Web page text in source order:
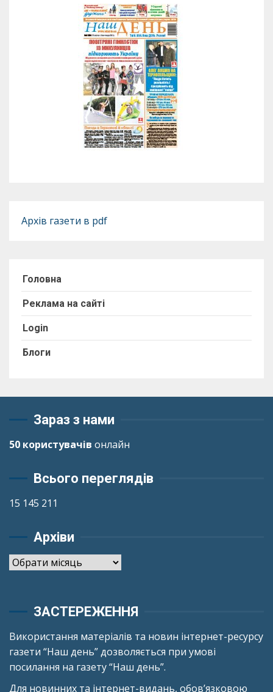
Архів газети в pdf
Головна
Реклама на сайті
Login
Блоги
Зараз з нами
50 користувачів онлайн
Всього переглядів
15 145 211
Архіви
Архіви
ЗАСТЕРЕЖЕННЯ
Використання матеріалів та новин інтернет-ресурсу
газети “Наш день” дозволяється при умові
посилання на газету “Наш день”.
Для новинних та інтернет-видань, обов’язковою